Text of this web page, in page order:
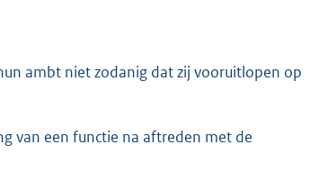
ambt niet zodanig dat zij vooruitlopen op
van een functie na aftreden met de